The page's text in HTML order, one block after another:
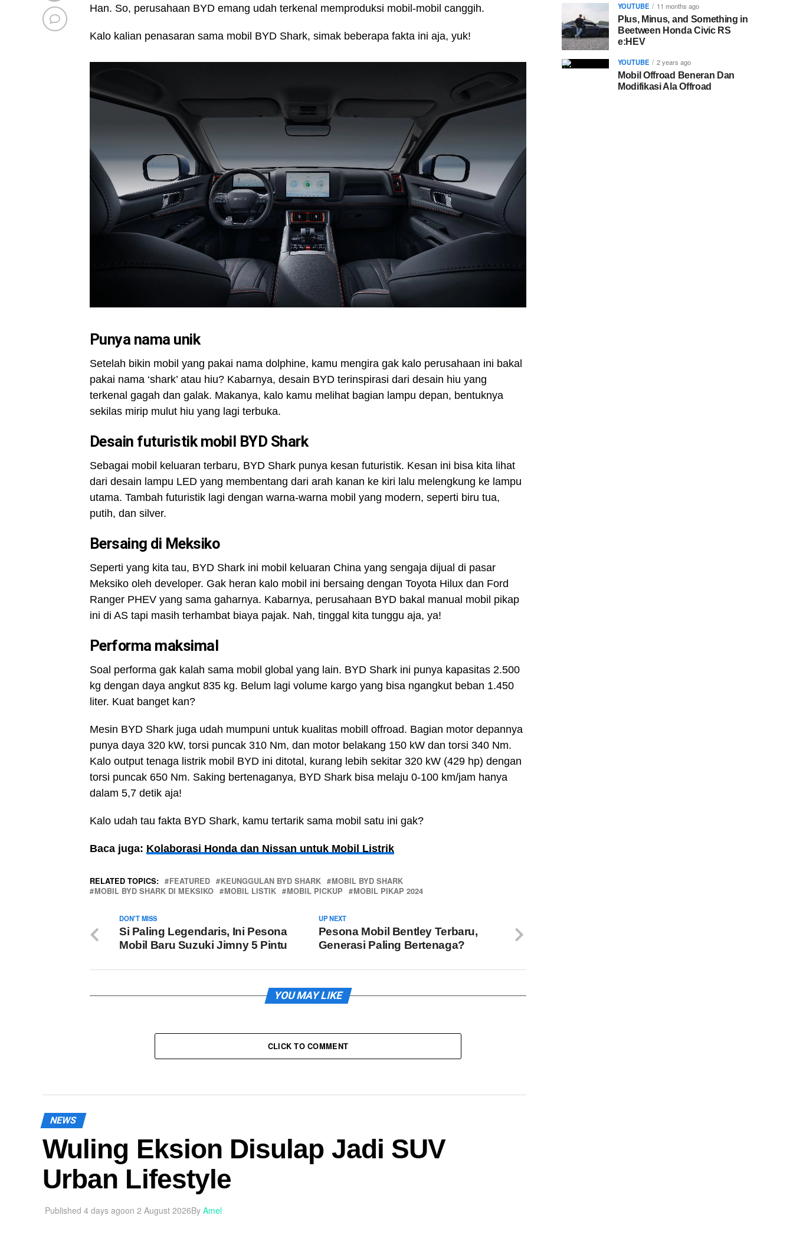
Han. So, perusahaan BYD emang udah terkenal memproduksi mobil-mobil canggih.
Kalo kalian penasaran sama mobil BYD Shark, simak beberapa fakta ini aja, yuk!
Punya nama unik
Setelah bikin mobil yang pakai nama dolphine, kamu mengira gak kalo perusahaan ini bakal
pakai nama ‘shark’ atau hiu? Kabarnya, desain BYD terinspirasi dari desain hiu yang
terkenal gagah dan galak. Makanya, kalo kamu melihat bagian lampu depan, bentuknya
sekilas mirip mulut hiu yang lagi terbuka.
Desain futuristikmobil BYD Shark
Sebagai mobil keluaran terbaru, BYD Shark punya kesan futuristik. Kesan ini bisa kita lihat
dari desain lampu LED yang membentang dari arah kanan ke kiri lalu melengkung ke lampu
utama. Tambah futuristik lagi dengan warna-warna mobil yang modern, seperti biru tua,
putih, dan silver.
Bersaing di Meksiko
Seperti yang kita tau, BYD Shark ini mobil keluaran China yang sengaja dijual di pasar
Meksiko oleh developer. Gak heran kalo mobil ini bersaing dengan Toyota Hilux dan Ford
Ranger PHEV yang sama gaharnya. Kabarnya, perusahaan BYD bakal manual mobil pikap
ini di AS tapi masih terhambat biaya pajak. Nah, tinggal kita tunggu aja, ya!
Performa maksimal
Soal performa gak kalah sama mobil global yang lain. BYD Shark ini punya kapasitas 2.500
kg dengan daya angkut 835 kg. Belum lagi volume kargo yang bisa ngangkut beban 1.450
liter. Kuat banget kan?
Mesin BYD Shark juga udah mumpuni untuk kualitas mobill offroad. Bagian motor depannya
punya daya 320 kW, torsi puncak 310 Nm, dan motor belakang 150 kW dan torsi 340 Nm.
Kalo output tenaga listrik mobil BYD ini ditotal, kurang lebih sekitar 320 kW (429 hp) dengan
torsi puncak 650 Nm. Saking bertenaganya, BYD Shark bisa melaju 0-100 km/jam hanya
dalam 5,7 detik aja!
Kalo udah tau fakta BYD Shark, kamu tertarik sama mobil satu ini gak?
Baca juga: Kolaborasi Honda dan Nissan untuk Mobil Listrik
RELATED TOPICS: FEATURED KEUNGGULAN BYD SHARK
MOBIL BYD SHARK
MOBIL BYD SHARK DI MEKSIKO
MOBIL LISTIK MOBIL PICKUP MOBIL PIKAP 2024
UP NEXT
Pesona Mobil Bentley Terbaru,
Generasi Paling Bertenaga?
DON'T MISS
Si Paling Legendaris, Ini Pesona
Mobil Baru Suzuki Jimny 5 Pintu
YOU MAY LIKE
CLICK TO COMMENT
NEWS
Wuling Eksion Disulap Jadi SUV
Urban Lifestyle
Published 4 days agoon 2 August 2026By Amel
YOUTUBE 11 months ago
Plus, Minus, and Something in
Beetween Honda Civic RS
e:HEV
YOUTUBE 2 years ago
Mobil Offroad Beneran Dan
Modifikasi Ala Offroad